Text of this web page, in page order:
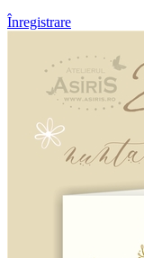
Înregistrare